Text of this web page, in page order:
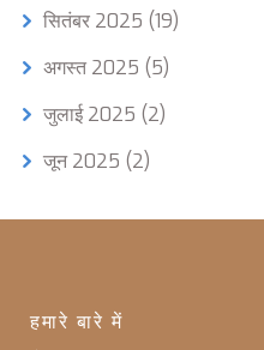
सितंबर 2025 (19)
अगस्त 2025 (5)
जुलाई 2025 (2)
जून 2025 (2)
हमारे बारे में